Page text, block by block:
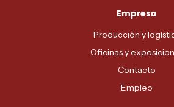
Empresa
Producción y
Oficinas y
Contacto
Empleo